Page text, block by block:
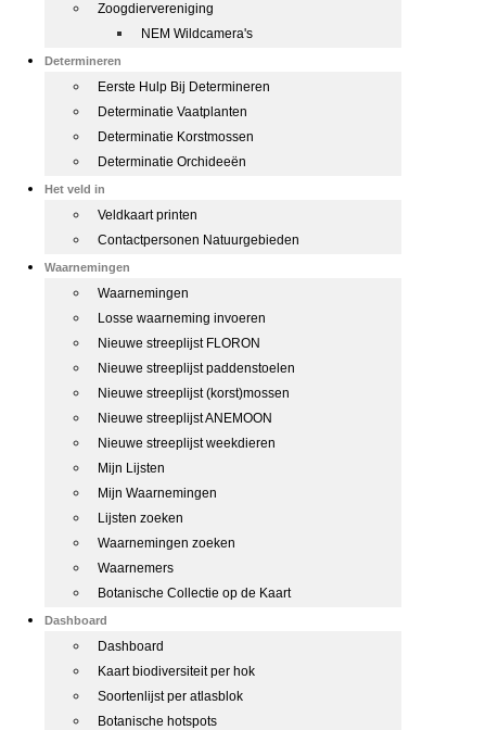
Zoogdiervereniging
NEM Wildcamera's
Determineren
Eerste Hulp Bij Determineren
Determinatie Vaatplanten
Determinatie Korstmossen
Determinatie Orchideeën
Het veld in
Veldkaart printen
Contactpersonen Natuurgebieden
Waarnemingen
Waarnemingen
Losse waarneming invoeren
Nieuwe streeplijst FLORON
Nieuwe streeplijst paddenstoelen
Nieuwe streeplijst (korst)mossen
Nieuwe streeplijst ANEMOON
Nieuwe streeplijst weekdieren
Mijn Lijsten
Mijn Waarnemingen
Lijsten zoeken
Waarnemingen zoeken
Waarnemers
Botanische Collectie op de Kaart
Dashboard
Dashboard
Kaart biodiversiteit per hok
Soortenlijst per atlasblok
Botanische hotspots